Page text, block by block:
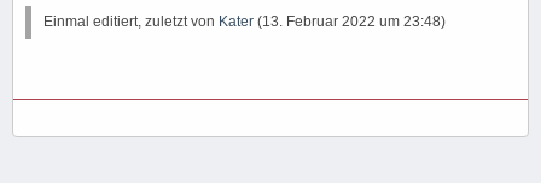
Einmal editiert, zuletzt von Kater (13. Februar 2022 um 23:48)